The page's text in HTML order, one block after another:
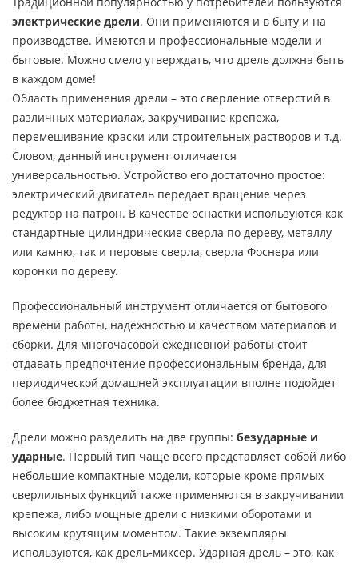
электрические дрели. Они применяются и в быту и на
производстве. Имеются и профессиональные модели и
бытовые. Можно смело утверждать, что дрель должна быть
в каждом доме!
Область применения дрели – это сверление отверстий в
различных материалах, закручивание крепежа,
перемешивание краски или строительных растворов и т.д.
Словом, данный инструмент отличается
универсальностью. Устройство его достаточно простое:
электрический двигатель передает вращение через
редуктор на патрон. В качестве оснастки используются как
стандартные цилиндрические сверла по дереву, металлу
или камню, так и перовые сверла, сверла Фоснера или
коронки по дереву.
Профессиональный инструмент отличается от бытового
времени работы, надежностью и качеством материалов и
сборки. Для многочасовой ежедневной работы стоит
отдавать предпочтение профессиональным бренда, для
периодической домашней эксплуатации вполне подойдет
более бюджетная техника.
Дрели можно разделить на две группы: безударные и
ударные. Первый тип чаще всего представляет собой либо
небольшие компактные модели, которые кроме прямых
сверлильных функций также применяются в закручивании
крепежа, либо мощные дрели с низкими оборотами и
высоким крутящим моментом. Такие экземпляры
используются, как дрель-миксер. Ударная дрель – это, как